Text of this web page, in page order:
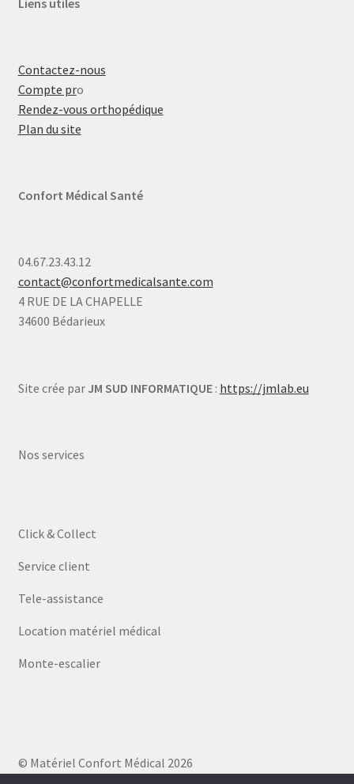
Contactez-nous
Compte pro
Rendez-vous orthopédique
Plan du site
Confort Médical Santé
04.67.23.43.12
contact@confortmedicalsante.com
4 RUE DE LA CHAPELLE
34600 Bédarieux
Site crée par JM SUD INFORMATIQUE: https://jmlab.eu
Nos services
Click & Collect
Service client
Tele-assistance
Location matériel médical
Monte-escalier
© Matériel Confort Médical 2026